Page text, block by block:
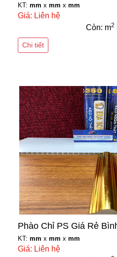
KT: mm x mm x mm
Giá: Liên hệ
Còn: m2
Chi tiết
Phào Chỉ PS Giá Rẻ
KT: mm x mm x mm
Giá: Liên hệ